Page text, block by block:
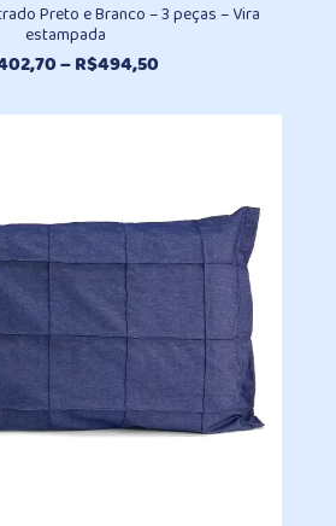
Preto e Branco – 3 peças – Vira
estampada
–R$494,50Faixa
preço: